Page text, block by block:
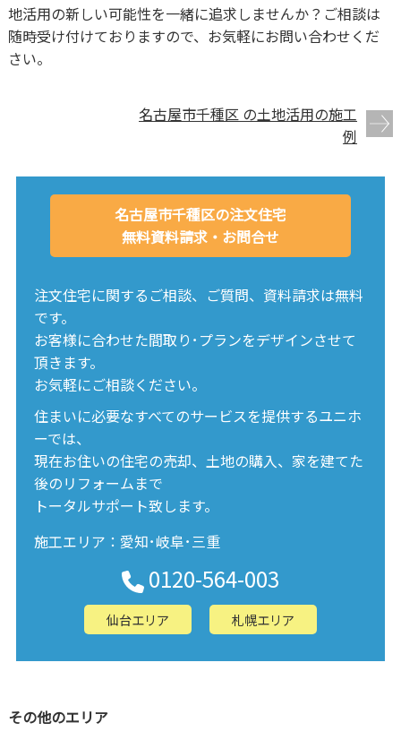
地活用の新しい可能性を一緒に追求しませんか？ご相談は
随時受け付けておりますので、お気軽にお問い合わせくだ
さい。
名古屋市千種区 の土地活用の施工
例
名古屋市千種区の注文住宅
無料資料請求・お問合せ
注文住宅に関するご相談、ご質問、資料請求は無料
です。
お客様に合わせた間取り･プランをデザインさせて
頂きます。
お気軽にご相談ください。
住まいに必要なすべてのサービスを提供するユニホ
ーでは、
現在お住いの住宅の売却、土地の購入、家を建てた
後のリフォームまで
トータルサポート致します。
施工エリア：愛知･岐阜･三重
0120-564-003
仙台エリア 札幌エリア
その他のエリア